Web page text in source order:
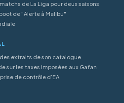
de La Liga pour deux saisons
de "Alerte à Malibu"
des extraits de son catalogue
sur les taxes imposées aux Gafan
de contrôle d’EA